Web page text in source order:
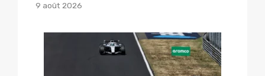
9 août 2026